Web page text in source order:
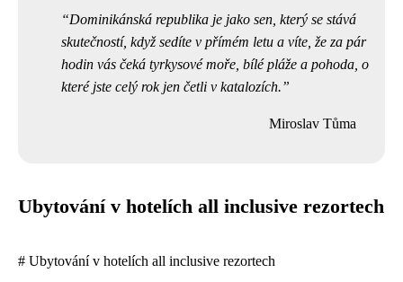
Dominikánská republika je jako sen, který se stává
skutečností, když sedíte v přímém letu a víte, že za pár
hodin vás čeká tyrkysové moře, bílé pláže a pohoda, o
které jste celý rok jen četli v katalozích.
Miroslav Tůma
Ubytování v hotelích all inclusive rezortech
# Ubytování v hotelích all inclusive rezortech